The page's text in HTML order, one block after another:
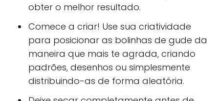
obter o melhor resultado.
Comece a criar! Use sua criatividade
para posicionar as bolinhas de gude da
maneira que mais te agrada, criando
padrões, desenhos ou simplesmente
distribuindo-as de forma aleatória.